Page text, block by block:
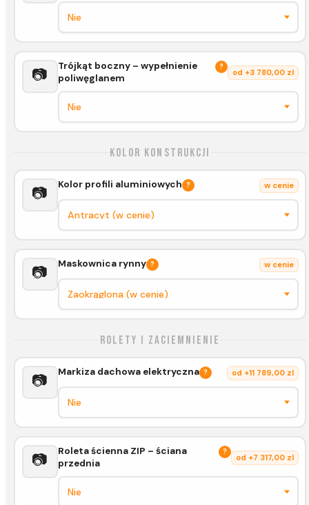
📷
Trójkąt boczny – wypełnienie
poliwęglanem
?
od +3 780,00 zl
Kolor konstrukcji
📷 Kolor profili aluminiowych ? w cenie
📷 Maskownica rynny ? w cenie
Rolety i zaciemnienie
📷 Markiza dachowa elektryczna ? od +11 789,00 zl
📷
Roleta ścienna ZIP – ściana
przednia
?
od +7 317,00 zl